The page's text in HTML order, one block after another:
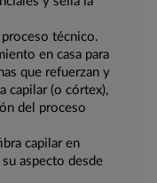
técnico.
en casa para
que refuerzan y
capilar (o córtex),
del proceso
capilar en
aspecto desde